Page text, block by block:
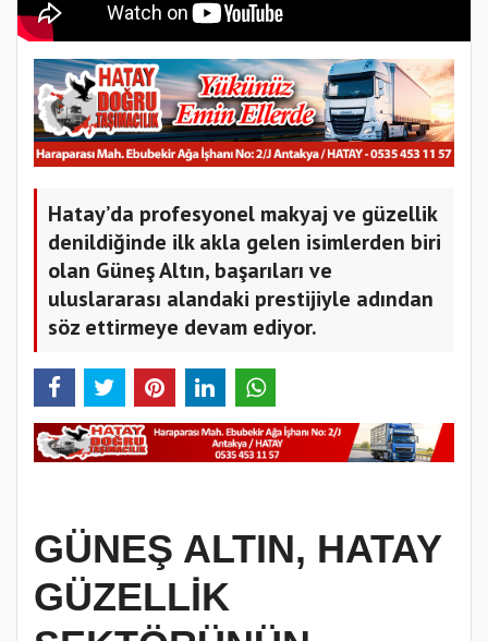
Hatay’da profesyonel makyaj ve güzellik
denildiğinde ilk akla gelen isimlerden biri
olan Güneş Altın, başarıları ve
uluslararası alandaki prestijiyle adından
söz ettirmeye devam ediyor.
GÜNEŞ ALTIN, HATAY
GÜZELLİK